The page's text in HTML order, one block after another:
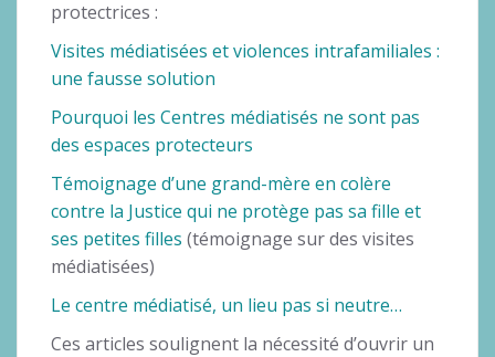
protectrices :
Visites médiatisées et violences intrafamiliales :
une fausse solution
Pourquoi les Centres médiatisés ne sont pas
des espaces protecteurs
Témoignage d’une grand-mère en colère
contre la Justice qui ne protège pas sa fille et
ses petites filles (témoignage sur des visites
médiatisées)
Le centre médiatisé, un lieu pas si neutre…
Ces articles soulignent la nécessité d’ouvrir un